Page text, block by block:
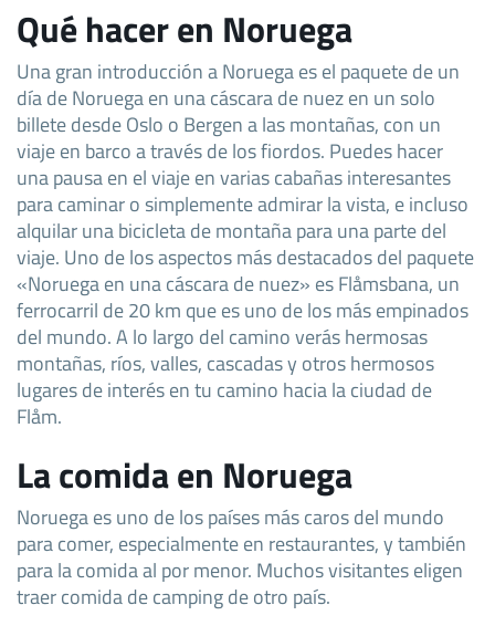
Qué hacer en Noruega
Una gran introducción a Noruega es el paquete de un
día de Noruega en una cáscara de nuez en un solo
billete desde Oslo o Bergen a las montañas, con un
viaje en barco a través de los fiordos. Puedes hacer
una pausa en el viaje en varias cabañas interesantes
para caminar o simplemente admirar la vista, e incluso
alquilar una bicicleta de montaña para una parte del
viaje. Uno de los aspectos más destacados del paquete
«Noruega en una cáscara de nuez» es Flåmsbana, un
ferrocarril de 20 km que es uno de los más empinados
del mundo. A lo largo del camino verás hermosas
montañas, ríos, valles, cascadas y otros hermosos
lugares de interés en tu camino hacia la ciudad de
Flåm.
La comida en Noruega
Noruega es uno de los países más caros del mundo
para comer, especialmente en restaurantes, y también
para la comida al por menor. Muchos visitantes eligen
traer comida de camping de otro país.